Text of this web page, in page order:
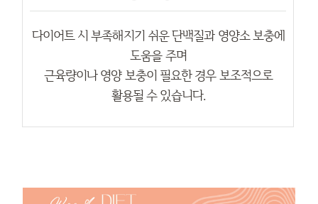
다이어트 시 부족해지기 쉬운 단백질과 영양소 보충에
도움을 주며
근육량이나 영양 보충이 필요한 경우 보조적으로
활용될 수 있습니다.